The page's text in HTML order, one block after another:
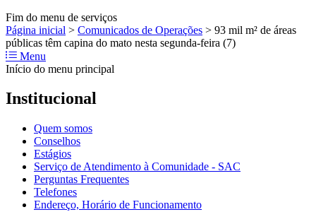
Fim do menu de serviços
Página inicial > Comunicados de Operações > 93 mil m² de áreas
públicas têm capina do mato nesta segunda-feira (7)
Menu
Início do menu principal
Institucional
Quem somos
Conselhos
Estágios
Serviço de Atendimento à Comunidade - SAC
Perguntas Frequentes
Telefones
Endereço, Horário de Funcionamento